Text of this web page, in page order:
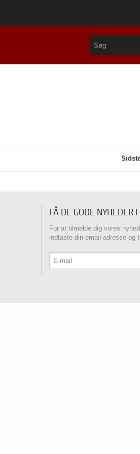
FÅ DE GODE NYHEDER
For at tilmelde dig vores
indtaste din email-adresse og